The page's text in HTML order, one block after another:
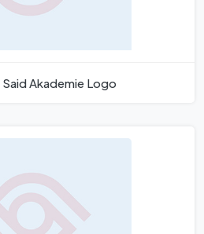
Akademie Logo